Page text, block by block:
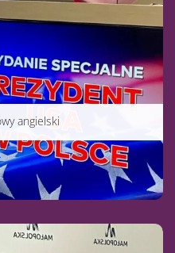
angielski